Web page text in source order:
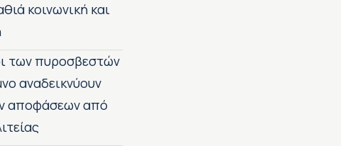
κοινωνική και
των πυροσβεστών
αναδεικνύουν
αποφάσεων από